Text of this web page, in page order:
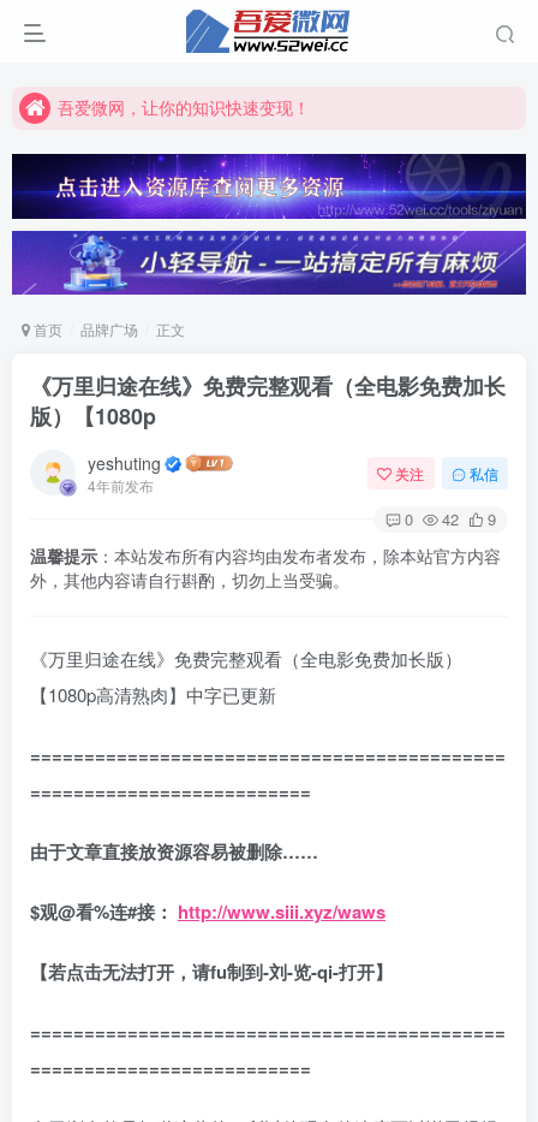
吾爱微网，让你的知识快速变现！
吾爱微网，让你的知识快速变现！
首页 品牌广场 正文
《万里归途在线》免费完整观看（全电影免费加长
版）【1080p
yeshuting
4年前发布
关注 私信
0 42 9
温馨提示 ：本站发布所有内容均由发布者发布，除本站官方内容
外，其他内容请自行斟酌，切勿上当受骗。
《万里归途在线》免费完整观看（全电影免费加长版）
【1080p高清熟肉】中字已更新
============================================
==========================
由于文章直接放资源容易被删除……
$观@看%连#接： http://www.siii.xyz/waws
【若点击无法打开，请fu制到-刘-览-qi-打开】
============================================
==========================